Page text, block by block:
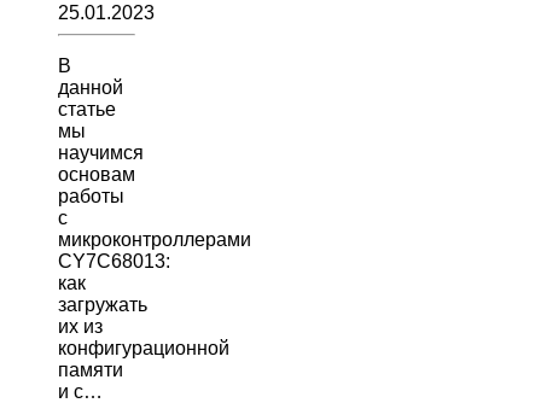
25.01.2023
В
данной
статье
мы
научимся
основам
работы
с
микроконтроллерами
CY7C68013:
как
загружать
их из
конфигурационной
памяти
и с…